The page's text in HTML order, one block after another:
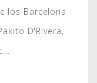
los Barcelona
D'Rivera,